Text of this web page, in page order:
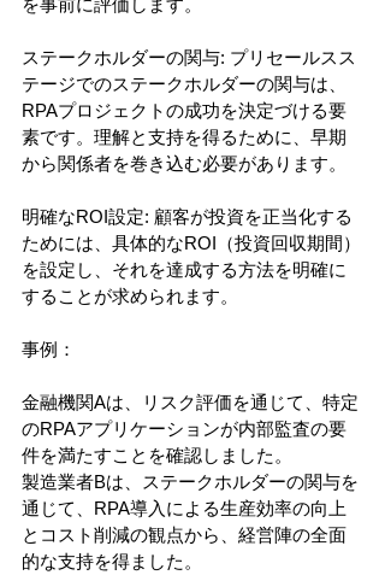
ステークホルダーの関与: プリセールスス
テージでのステークホルダーの関与は、
RPAプロジェクトの成功を決定づける要
素です。理解と支持を得るために、早期
から関係者を巻き込む必要があります。
明確なROI設定: 顧客が投資を正当化する
ためには、具体的なROI（投資回収期間）
を設定し、それを達成する方法を明確に
することが求められます。
事例：
金融機関Aは、リスク評価を通じて、特定
のRPAアプリケーションが内部監査の要
件を満たすことを確認しました。
製造業者Bは、ステークホルダーの関与を
通じて、RPA導入による生産効率の向上
とコスト削減の観点から、経営陣の全面
的な支持を得ました。